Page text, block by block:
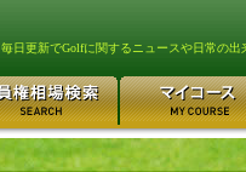
毎日更新でGolfに関するニュースや日常の